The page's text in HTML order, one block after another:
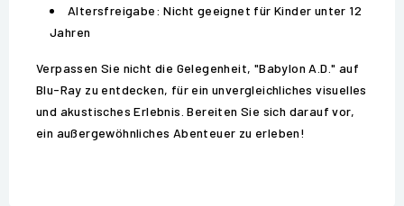
Altersfreigabe: Nicht geeignet für Kinder unter 12
Jahren
Verpassen Sie nicht die Gelegenheit, "Babylon A.D." auf
Blu-Ray zu entdecken, für ein unvergleichliches visuelles
und akustisches Erlebnis. Bereiten Sie sich darauf vor,
ein außergewöhnliches Abenteuer zu erleben!